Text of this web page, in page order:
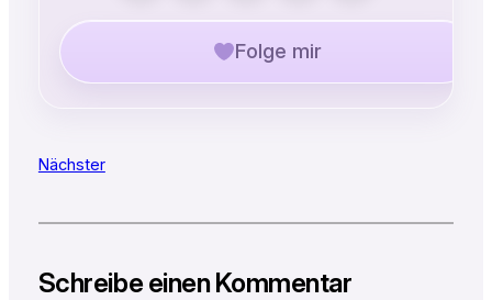
Folge mir
Nächster
Schreibe einen Kommentar